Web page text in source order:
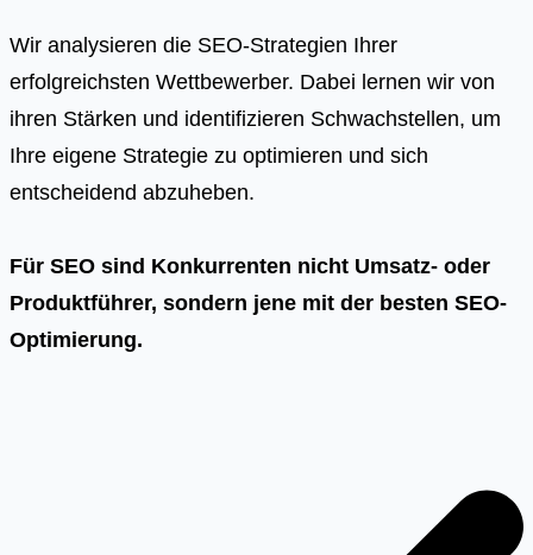
Wir analysieren die SEO-Strategien Ihrer
erfolgreichsten Wettbewerber. Dabei lernen wir von
ihren Stärken und identifizieren Schwachstellen, um
Ihre eigene Strategie zu optimieren und sich
entscheidend abzuheben.
Für SEO sind Konkurrenten nicht Umsatz- oder
Produktführer, sondern jene mit der besten SEO-
Optimierung.